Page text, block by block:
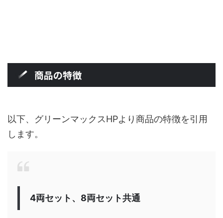
商品の特徴
以下、グリーンマックスHPより商品の特徴を引用
します。
4両セット、8両セット共通